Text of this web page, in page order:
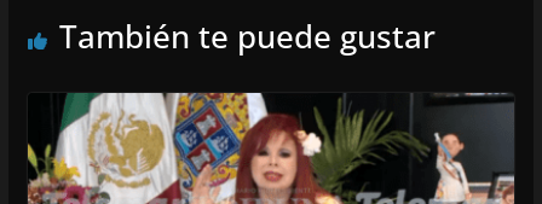
También te puede gustar